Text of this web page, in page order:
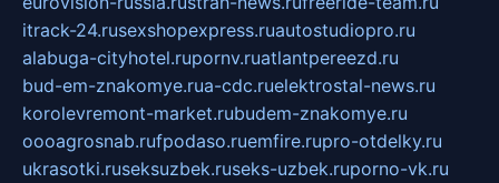
itrack-24.rusexshopexpress.ruautostudiopro.ru
alabuga-cityhotel.rupornv.ruatlantpereezd.ru
bud-em-znakomye.rua-cdc.ruelektrostal-news.ru
korolevremont-market.rubudem-znakomye.ru
oooagrosnab.rufpodaso.ruemfire.rupro-otdelky.ru
ukrasotki.ruseksuzbek.ruseks-uzbek.ruporno-vk.ru